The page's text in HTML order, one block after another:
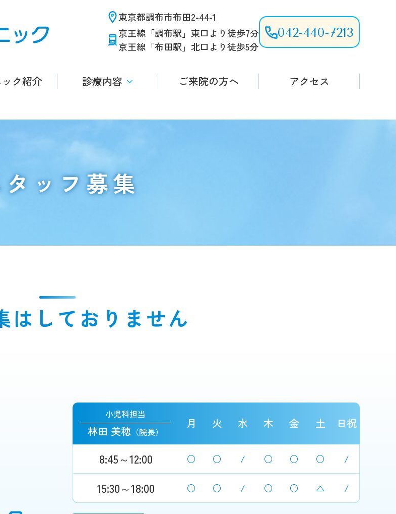
東京都調布市布田2-44-1
京王線「調布駅」東口より徒歩7分
京王線「布田駅」北口より徒歩5分
042-440-7213
ク紹介 診療内容 ご来院の方へ アクセス
タッフ募集
はしておりません
小児科担当
林田 美穂 （院長）
月 火 水 木 金 土 日祝
8:45～12:00 ○ ○ / ○ ○ ○ /
15:30～18:00 ○ ○ / ○ ○ △ /